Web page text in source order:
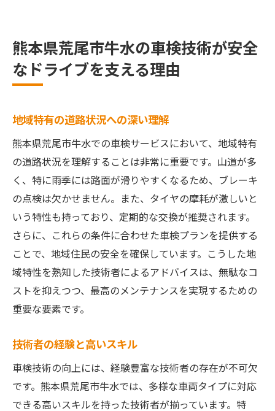
地域密着型サービスの利点
山道に特化した車検技術で荒尾市牛水の安心を
山道走行に適したブレーキシステムの検査
タイヤの耐久性向上策
スリップ防止技術の導入
地域の自然環境に対応する技術
オフロード走行向け車検オプション
安全運転を支える定期メンテナンス
地元特有の道路事情に対応する車検の選び方
地域に根ざした車検業者の選び方
口コミと実績に基づく選定基準
地元の専門技術者によるアドバイス
安心のための保証内容の確認
柔軟なサービスプランの選択法
荒尾市牛水で車検技術が向上し続ける理由
技術者の継続的なトレーニング
熊本県荒尾市牛水の車検技術が安全
なドライブを支える理由
地域特有の道路状況への深い理解
熊本県荒尾市牛水での車検サービスにおいて、地域特有
の道路状況を理解することは非常に重要です。山道が多
く、特に雨季には路面が滑りやすくなるため、ブレーキ
の点検は欠かせません。また、タイヤの摩耗が激しいと
いう特性も持っており、定期的な交換が推奨されます。
さらに、これらの条件に合わせた車検プランを提供する
ことで、地域住民の安全を確保しています。こうした地
域特性を熟知した技術者によるアドバイスは、無駄なコ
ストを抑えつつ、最高のメンテナンスを実現するための
重要な要素です。
技術者の経験と高いスキル
車検技術の向上には、経験豊富な技術者の存在が不可欠
です。熊本県荒尾市牛水では、多様な車両タイプに対応
できる高いスキルを持った技術者が揃っています。特